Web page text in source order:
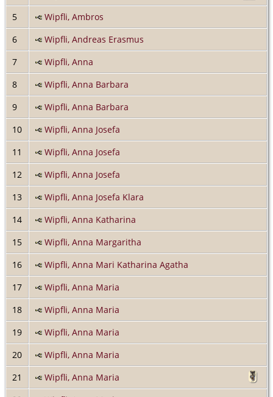
5
Wipfli, Ambros
6
Wipfli, Andreas Erasmus
7
Wipfli, Anna
8
Wipfli, Anna Barbara
9
Wipfli, Anna Barbara
10
Wipfli, Anna Josefa
11
Wipfli, Anna Josefa
12
Wipfli, Anna Josefa
13
Wipfli, Anna Josefa Klara
14
Wipfli, Anna Katharina
15
Wipfli, Anna Margaritha
16
Wipfli, Anna Mari Katharina Agatha
17
Wipfli, Anna Maria
18
Wipfli, Anna Maria
19
Wipfli, Anna Maria
20
Wipfli, Anna Maria
21
Wipfli, Anna Maria